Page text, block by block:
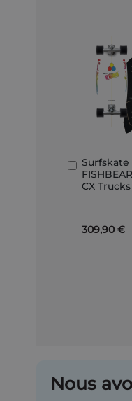
Surfskate
CX Trucks
309,90 €
Ajouter
au
panier
Nous